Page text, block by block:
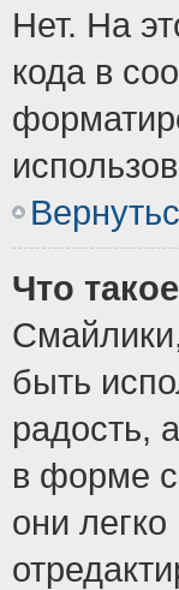
Нет. На
кода в
Что
быть
радость,
в форме
они